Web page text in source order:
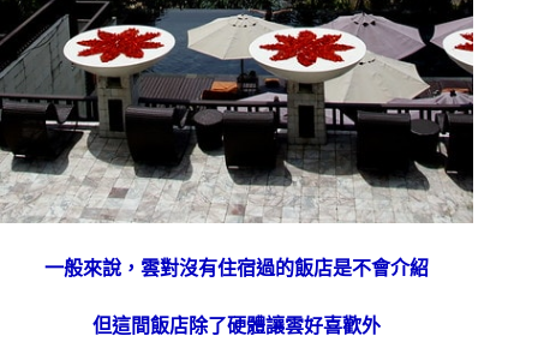
一般來說，雲對沒有住宿過的飯店是不會介紹
但這間飯店除了硬體讓雲好喜歡外